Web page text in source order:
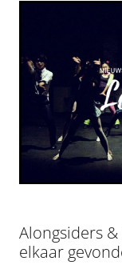
ONTDEK
VERHALEN
TEAM &
Shop
My Account
Alongsiders
elkaar